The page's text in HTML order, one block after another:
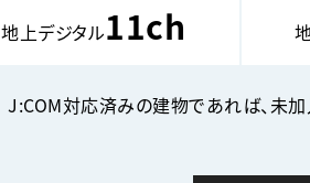
地上デジタル11ch
J:COM対応済みの建物であれば、未加